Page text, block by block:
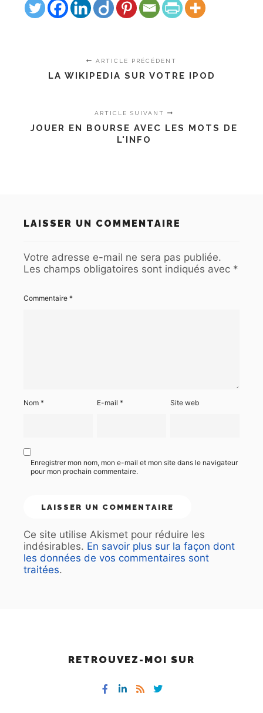
ARTICLE PRÉCÉDENT
LA WIKIPEDIA SUR VOTRE IPOD
ARTICLE SUIVANT
JOUER EN BOURSE AVEC LES MOTS DE
L'INFO
LAISSER UN COMMENTAIRE
Votre adresse e-mail ne sera pas publiée.
Les champs obligatoires sont indiqués avec *
Commentaire *
Nom * E-mail* Site web
Enregistrer mon nom, mon e-mail et mon site dans le navigateur
pour mon prochain commentaire.
Ce site utilise Akismet pour réduire les
indésirables. En savoir plus sur la façon dont
les données de vos commentaires sont
traitées.
RETROUVEZ-MOI SUR